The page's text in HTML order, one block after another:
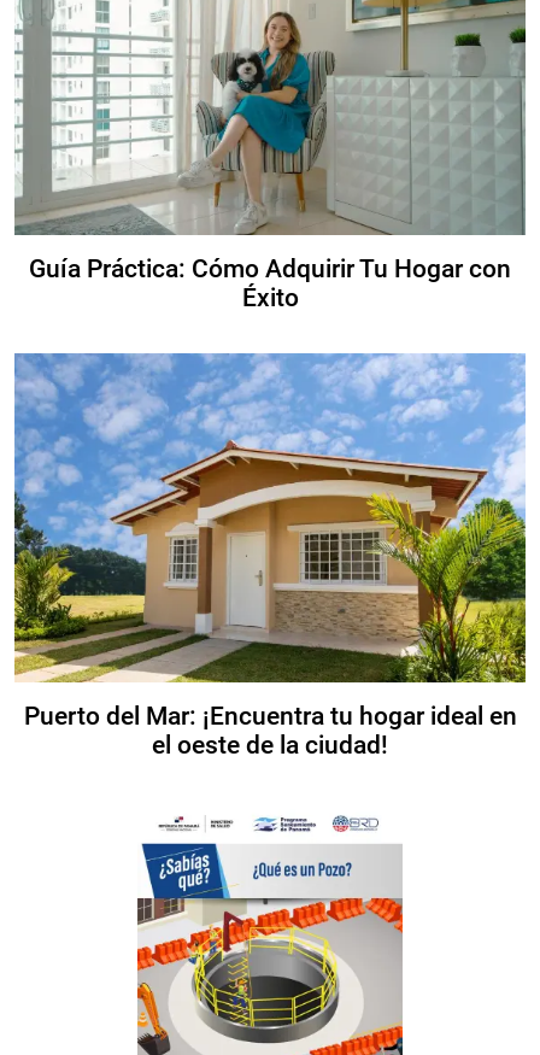
Guía Práctica: Cómo Adquirir Tu Hogar con
Éxito
Puerto del Mar: ¡Encuentra tu hogar ideal en
el oeste de la ciudad!